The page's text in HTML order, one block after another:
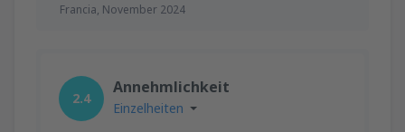
Francia, November 2024
2.4
Annehmlichkeit
Einzelheiten